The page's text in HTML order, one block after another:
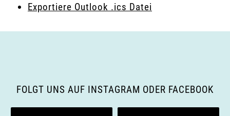
Exportiere Outlook .ics Datei
FOLGT UNS AUF INSTAGRAM ODER FACEBOOK